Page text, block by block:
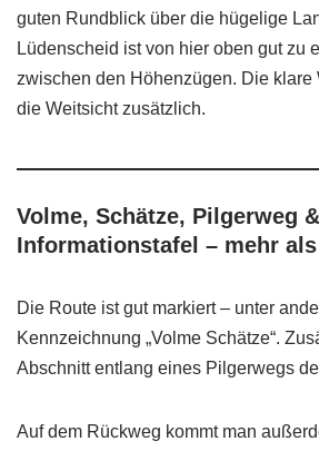
guten Rundblick über die hügelige
Lüdenscheid ist von hier oben gut zu
zwischen den Höhenzügen. Die klare
die Weitsicht zusätzlich.
Volme, Schätze, Pilgerweg &
Informationstafel – mehr
Die Route ist gut markiert – unter
Kennzeichnung „Volme Schätze“.
Abschnitt entlang eines Pilgerwegs
Auf dem Rückweg kommt man